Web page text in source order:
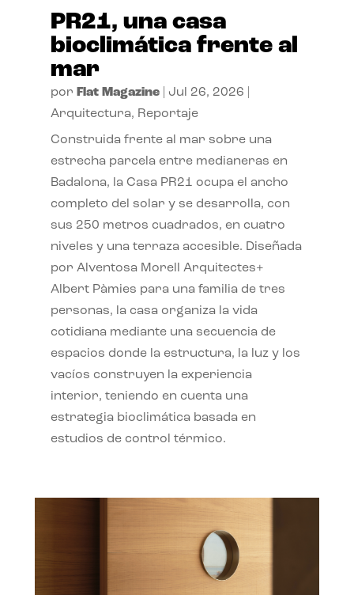
PR21, una casa
bioclimática frente al
mar
por Flat Magazine| Jul 26, 2026
Arquitectura, Reportaje
Construida frente al mar sobre una
estrecha parcela entre medianeras en
Badalona, la Casa PR21 ocupa el ancho
completo del solar y se desarrolla, con
sus 250 metros cuadrados, en cuatro
niveles y una terraza accesible. Diseñada
por Alventosa Morell Arquitectes+
Albert Pàmies para una familia de tres
personas, la casa organiza la vida
cotidiana mediante una secuencia de
espacios donde la estructura, la luz y los
vacíos construyen la experiencia
interior, teniendo en cuenta una
estrategia bioclimática basada en
estudios de control térmico.